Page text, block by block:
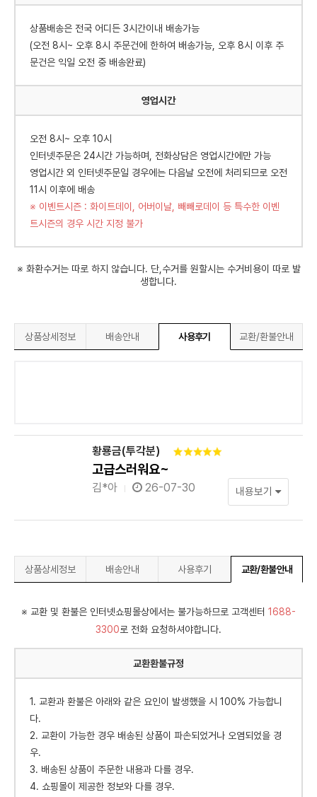
상품배송은 전국 어디든 3시간이내 배송가능
(오전 8시~ 오후 8시 주문건에 한하여 배송가능, 오후 8시 이후 주
문건은 익일 오전 중 배송완료)
영업시간
오전 8시~ 오후 10시
인터넷주문은 24시간 가능하며, 전화상담은 영업시간에만 가능
영업시간 외 인터넷주문일 경우에는 다음날 오전에 처리되므로 오전
11시 이후에 배송
※ 이벤트시즌 : 화이트데이, 어버이날, 빼빼로데이 등 특수한 이벤
트시즌의 경우 시간 지정 불가
※ 화환수거는 따로 하지 않습니다. 단,수거를 원할시는 수거비용이 따로 발
생합니다.
상품상세정보 배송안내 사용후기 교환/환불안내
황룡금(투각분)
고급스러워요~
김*아 26-07-30 내용보기
상품상세정보 배송안내 사용후기 교환/환불안내
※ 교환 및 환불은 인터넷쇼핑몰상에서는 불가능하므로 고객센터 1688-
3300로 전화 요청하셔야합니다.
교환환불규정
1. 교환과 환불은 아래와 같은 요인이 발생했을 시 100% 가능합니
다.
2. 교환이 가능한 경우 배송된 상품이 파손되었거나 오염되었을 경
우.
3. 배송된 상품이 주문한 내용과 다를 경우.
4. 쇼핑몰이 제공한 정보와 다를 경우.